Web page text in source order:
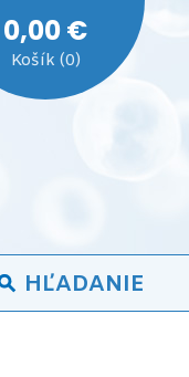
0,00 €
Košík (0)
HĽADANIE